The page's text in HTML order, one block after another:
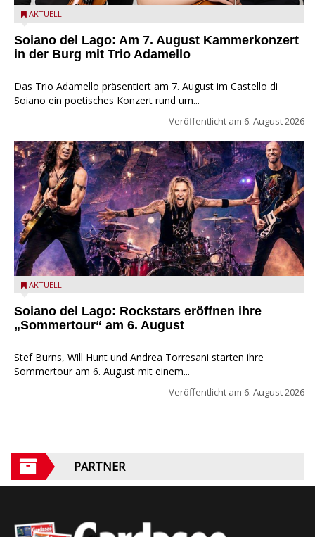
Trio Adamello
AKTUELL
Soiano del Lago: Am 7. August Kammerkonzert
in der Burg mit Trio Adamello
Das Trio Adamello präsentiert am 7. August im Castello di
Soiano ein poetisches Konzert rund um...
Veröffentlicht am 6. August 2026
Stef Burns, Will Hunt und Andrea Torresani im Summer Rock
AKTUELL
Soiano del Lago: Rockstars eröffnen ihre
„Sommertour“ am 6. August
Stef Burns, Will Hunt und Andrea Torresani starten ihre
Sommertour am 6. August mit einem...
Veröffentlicht am 6. August 2026
PARTNER